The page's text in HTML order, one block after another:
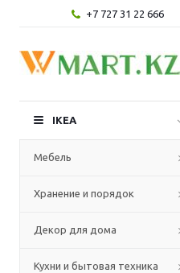
+7 727 31 22 666
IKEA
Мебель
Хранение и порядок
Декор для дома
Кухни и бытовая техника